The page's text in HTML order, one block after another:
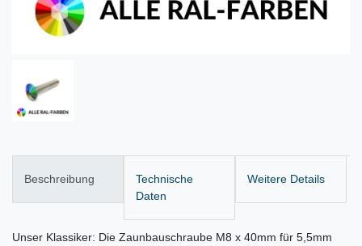
Beschreibung
Technische
Daten
Weitere Details
Unser Klassiker: Die Zaunbauschraube M8 x 40mm für 5,5mm